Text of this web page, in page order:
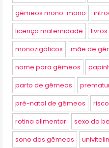
gêmeos mono-mono
licença maternidade
monozigóticos mãe de
nome para gêmeos
parto de gêmeos
pré-natal de gêmeos
rotina alimentar sexo do
sono dos gêmeos